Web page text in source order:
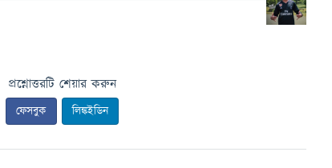
প্রশ্নোত্তরটি শেয়ার করুন
ফেসবুক লিঙ্কইডিন